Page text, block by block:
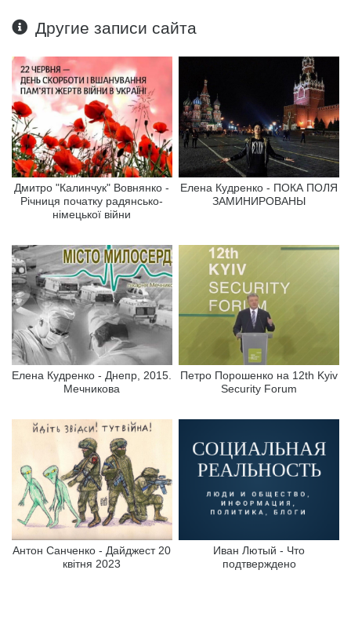
Другие записи сайта
Дмитро "Калинчук" Вовнянко -
Річниця початку радянсько-
німецької війни
Елена Кудренко - ПОКА ПОЛЯ
ЗАМИНИРОВАНЫ
Елена Кудренко - Днепр, 2015.
Мечникова
Петро Порошенко на 12th Kyiv
Security Forum
Антон Санченко - Дайджест 20
квітня 2023
Иван Лютый - Что
подтверждено